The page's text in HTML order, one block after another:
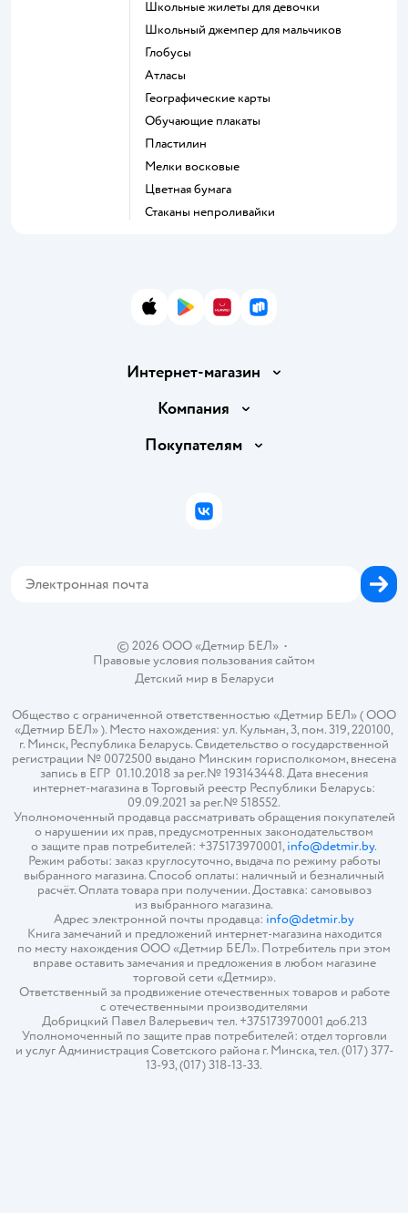
Школьные жилеты для девочки
Школьный джемпер для мальчиков
Глобусы
Атласы
Географические карты
Обучающие плакаты
Пластилин
Мелки восковые
Цветная бумага
Стаканы непроливайки
App StoreGoogle Play
AppGallery
RuStore
Интернет-магазин
Доставка и оплата
Правила продажи
Политика использования файлов cookie
Компания
Вакансии
Покупателям
Бонусные карты
© 2026 ООО «Детмир БЕЛ»•
Правовые условия пользования сайтом
Детский мир в Беларуси
Общество с ограниченной ответственностью «Детмир БЕЛ» ( ООО
«Детмир БЕЛ» ). Место нахождения: ул. Кульман, 3, пом. 319, 220100,
г. Минск, Республика Беларусь. Свидетельство о государственной
регистрации № 0072500 выдано Минским горисполкомом, внесена
запись в ЕГР 01.10.2018 за рег.№ 193143448. Дата внесения
интернет-магазина в Торговый реестр Республики Беларусь:
09.09.2021 за рег.№ 518552.
Уполномоченный продавца рассматривать обращения покупателей
о нарушении их прав, предусмотренных законодательством
о защите прав потребителей: +375173970001,info@detmir.by.
Режим работы: заказ круглосуточно, выдача по режиму работы
выбранного магазина. Способ оплаты: наличный и безналичный
расчёт. Оплата товара при получении. Доставка: самовывоз
из выбранного магазина.
Адрес электронной почты продавца: info@detmir.by
Книга замечаний и предложений интернет-магазина находится
по месту нахождения ООО «Детмир БЕЛ». Потребитель при этом
вправе оставить замечания и предложения в любом магазине
торговой сети «Детмир».
Ответственный за продвижение отечественных товаров и работе
с отечественными производителями
Добрицкий Павел Валерьевич тел. +375173970001 доб.213
Уполномоченный по защите прав потребителей: отдел торговли
и услуг Администрация Советского района г. Минска, тел. (017) 377-
13-93, (017) 318-13-33.
ВКонтакте